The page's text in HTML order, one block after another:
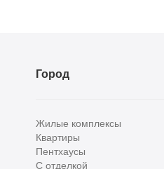
Город
Жилые комплексы
Квартиры
Пентхаусы
С отделкой